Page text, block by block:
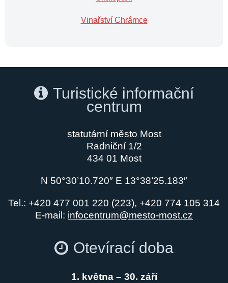
Vinařství Chrámce
Turistické informační
centrum
statutární město Most
Radniční 1/2
434 01 Most
N 50°30’10.720″ E 13°38’25.183″
Tel.: +420 477 001 220 (223), +420 774 105 314
E-mail: infocentrum@mesto-most.cz
Otevírací doba
1. května – 30. září